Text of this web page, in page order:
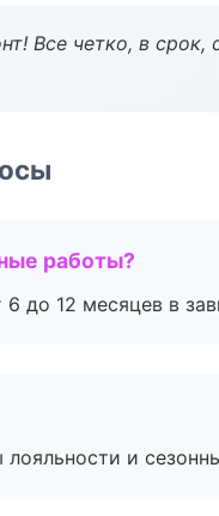
Все четко, в
работы?
до 12 месяцев в
и